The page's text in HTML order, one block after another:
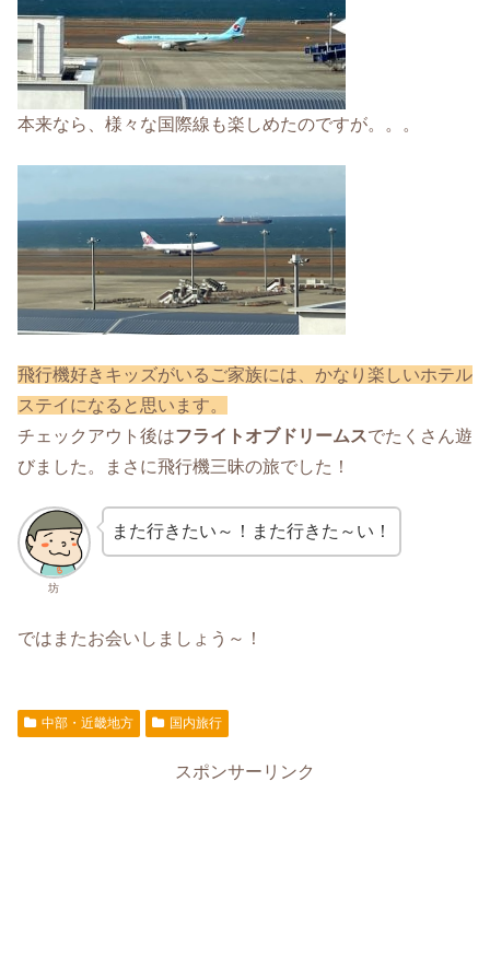
本来なら、様々な国際線も楽しめたのですが。。。
飛行機好きキッズがいるご家族には、かなり楽しいホテル
ステイになると思います。
チェックアウト後はフライトオブドリームスでたくさん遊
びました。まさに飛行機三昧の旅でした！
坊
また行きたい～！また行きた～い！
ではまたお会いしましょう～！
中部・近畿地方 国内旅行
スポンサーリンク